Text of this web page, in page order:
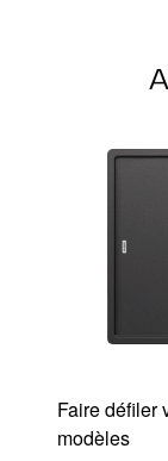
Faire défiler
modèles